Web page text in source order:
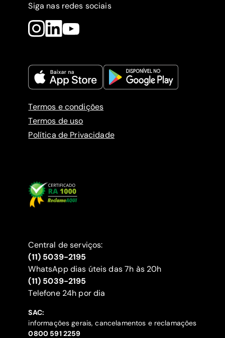
Siga nas redes sociais
Termos e condições
Termos de uso
Política de Privacidade
Central de serviços:
(11) 5039-2195
WhatsApp dias úteis das 7h às 20h
(11) 5039-2195
‍Telefone 24h por dia
SAC:
informações gerais, cancelamentos e reclamações
‍0800 591 2259